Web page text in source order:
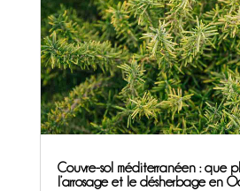
Couvre-sol méditerranéen : que
l’arrosage et le désherbage en